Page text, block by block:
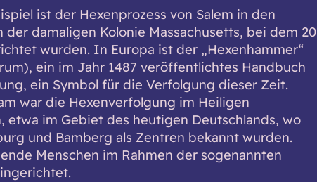
ist der Hexenprozess von Salem in den
der damaligen Kolonie Massachusetts, bei dem 20
wurden. In Europa ist der „Hexenhammer“
ein im Jahr 1487 veröffentlichtes Handbuch
ein Symbol für die Verfolgung dieser Zeit.
war die Hexenverfolgung im Heiligen
etwa im Gebiet des heutigen Deutschlands, wo
und Bamberg als Zentren bekannt wurden.
Menschen im Rahmen der sogenannten